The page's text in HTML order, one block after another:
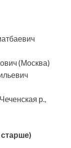
(Москва)
р.,
старше)